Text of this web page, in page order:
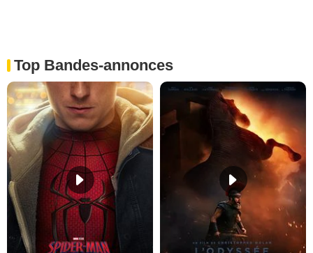
Top Bandes-annonces